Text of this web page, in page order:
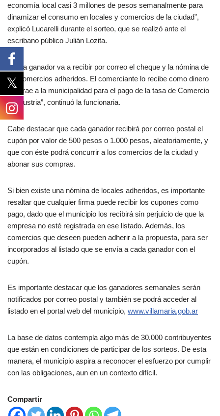
economía local casi 3 millones de pesos semanalmente para
dinamizar el consumo en locales y comercios de la ciudad”,
explicó Lucarelli durante el sorteo, que se realizó ante el
escribano público Julián Lozita.
“Cada ganador va a recibir por correo el cheque y la nómina de
los comercios adheridos. El comerciante lo recibe como dinero
y lo trae a la municipalidad para el pago de la tasa de Comercio
e Industria”, continuó la funcionaria.
Cabe destacar que cada ganador recibirá por correo postal el
cupón por valor de 500 pesos o 1.000 pesos, aleatoriamente, y
que con éste podrá concurrir a los comercios de la ciudad y
abonar sus compras.
Si bien existe una nómina de locales adheridos, es importante
resaltar que cualquier firma puede recibir los cupones como
pago, dado que el municipio los recibirá sin perjuicio de que la
empresa no esté registrada en ese listado. Además, los
comercios que deseen pueden adherir a la propuesta, para ser
incorporados al listado que se envía a cada ganador con el
cupón.
Es importante destacar que los ganadores semanales serán
notificados por correo postal y también se podrá acceder al
listado en el portal web del municipio, www.villamaria.gob.ar
La base de datos contempla algo más de 30.000 contribuyentes
que están en condiciones de participar de los sorteos. De esta
manera, el municipio aspira a reconocer el esfuerzo por cumplir
con las obligaciones, aun en un contexto difícil.
Compartir